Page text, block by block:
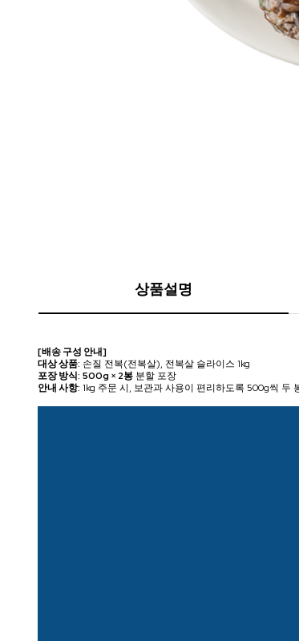
상품설명
[배송 구성 안내]
대상 상품: 손질 전복(전복살), 전복살 슬라이스 1kg
포장 방식: 500g × 2봉 분할 포장
안내 사항: 1kg 주문 시, 보관과 사용이 편리하도록 500g씩 두